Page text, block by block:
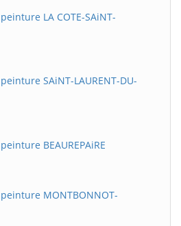
LA COTE-SAiNT-
SAiNT-LAURENT-DU-
BEAUREPAiRE
MONTBONNOT-